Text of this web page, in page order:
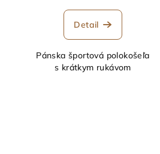
Detail
Pánska športová polokošeľa
s krátkym rukávom